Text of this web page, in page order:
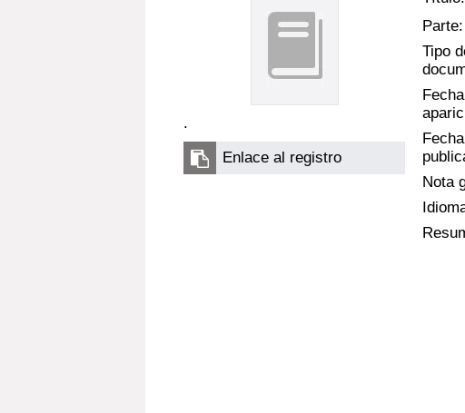
.
Enlace al registro
Parte:
Tipo
Nota